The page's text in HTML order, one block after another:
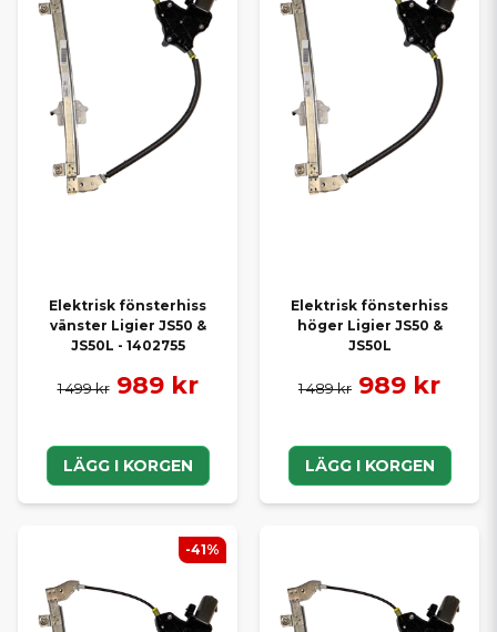
Elektrisk fönsterhiss
vänster Ligier JS50 &
JS50L - 1402755
1 499 kr 989 kr
LÄGG I KORGEN
Elektrisk fönsterhiss
höger Ligier JS50 &
JS50L
1 489 kr 989 kr
LÄGG I KORGEN
-41%